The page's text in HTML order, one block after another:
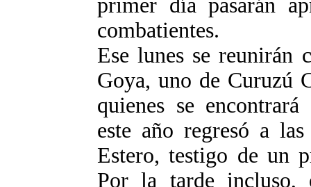
primer día pasarán
combatientes.
Ese lunes se reunirán
Goya, uno de Curuzú
quienes se
este año regresó a
Estero, testigo de un
Por la tarde incluso,